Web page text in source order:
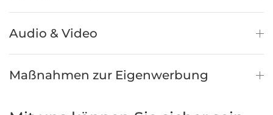
Audio & Video
Maßnahmen zur Eigenwerbung